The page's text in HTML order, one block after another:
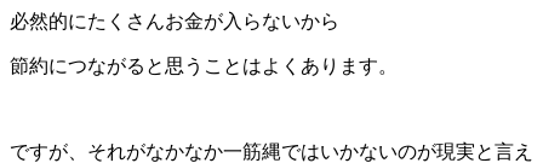
必然的にたくさんお金が入らないから
節約につながると思うことはよくあります。
ですが、それがなかなか一筋縄ではいかないのが現実と言え